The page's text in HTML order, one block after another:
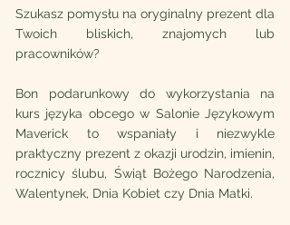
Szukasz pomysłu na oryginalny prezent dla
Twoich bliskich, znajomych lub
pracowników?
Bon podarunkowy do wykorzystania na
kurs języka obcego w Salonie Językowym
Maverick to wspaniały i niezwykle
praktyczny prezent z okazji urodzin, imienin,
rocznicy ślubu, Świąt Bożego Narodzenia,
Walentynek, Dnia Kobiet czy Dnia Matki.